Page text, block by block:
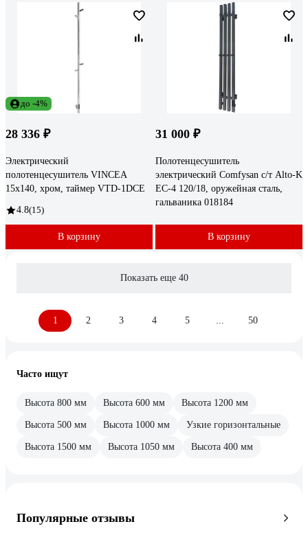
до -4%
28 336 ₽
Электрический
полотенцесушитель VINCEA
15x140, хром, таймер VTD-1DCE
4.8(15)
В корзину
31 000 ₽
Полотенцесушитель
электрический Comfysan с/т Alto-K
EC-4 120/18, оружейная сталь,
гальваника 018184
В корзину
Показать еще 40
1 2 3 4 5 50
Часто ищут
Высота 800 мм Высота 600 мм Высота 1200 мм
Высота 500 мм Высота 1000 мм Узкие горизонтальные
Высота 1500 мм Высота 1050 мм Высота 400 мм
Популярные отзывы